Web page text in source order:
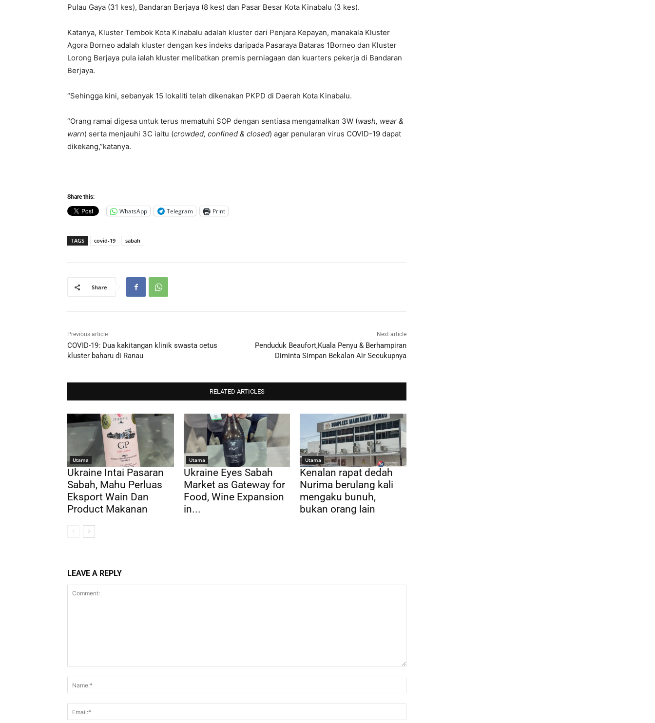
Pulau Gaya (31 kes), Bandaran Berjaya (8 kes) dan Pasar Besar Kota Kinabalu (3 kes).
Katanya, Kluster Tembok Kota Kinabalu adalah kluster dari Penjara Kepayan, manakala Kluster
Agora Borneo adalah kluster dengan kes indeks daripada Pasaraya Bataras 1Borneo dan Kluster
Lorong Berjaya pula ialah kluster melibatkan premis perniagaan dan kuarters pekerja di Bandaran
Berjaya.
“Sehingga kini, sebanyak 15 lokaliti telah dikenakan PKPD di Daerah Kota Kinabalu.
“Orang ramai digesa untuk terus mematuhi SOP dengan sentiasa mengamalkan 3W (wash, wear &
warn) serta menjauhi 3C iaitu (crowded, confined & closed) agar penularan virus COVID-19 dapat
dikekang,”katanya.
Share this:
WhatsApp Telegram Print
TAGS covid-19 sabah
Share
Previous article
COVID-19: Dua kakitangan klinik swasta cetus
kluster baharu di Ranau
Next article
Penduduk Beaufort,Kuala Penyu & Berhampiran
Diminta Simpan Bekalan Air Secukupnya
RELATED ARTICLES
Utama
Ukraine Intai Pasaran
Sabah, Mahu Perluas
Eksport Wain Dan
Product Makanan
Utama
Ukraine Eyes Sabah
Market as Gateway for
Food, Wine Expansion
in...
Utama
Kenalan rapat dedah
Nurima berulang kali
mengaku bunuh,
bukan orang lain
LEAVE A REPLY